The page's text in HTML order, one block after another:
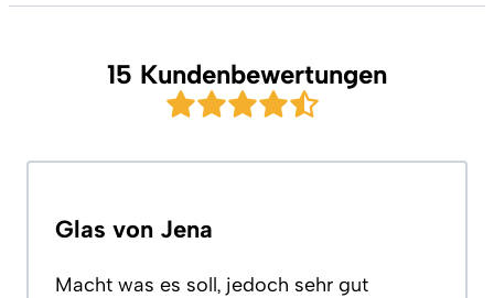
15 Kundenbewertungen
Glas von Jena
Macht was es soll, jedoch sehr gut